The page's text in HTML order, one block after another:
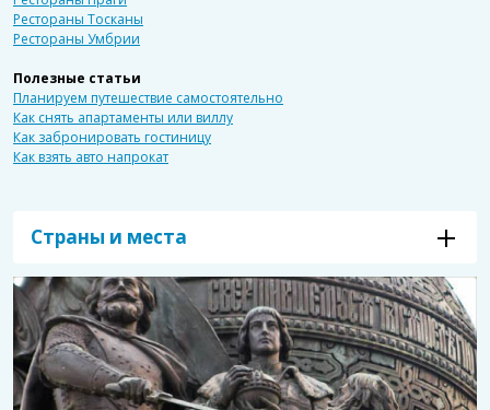
Рестораны Тосканы
Рестораны Умбрии
Полезные статьи
Планируем путешествие самостоятельно
Как снять апартаменты или виллу
Как забронировать гостиницу
Как взять авто напрокат
Страны и места